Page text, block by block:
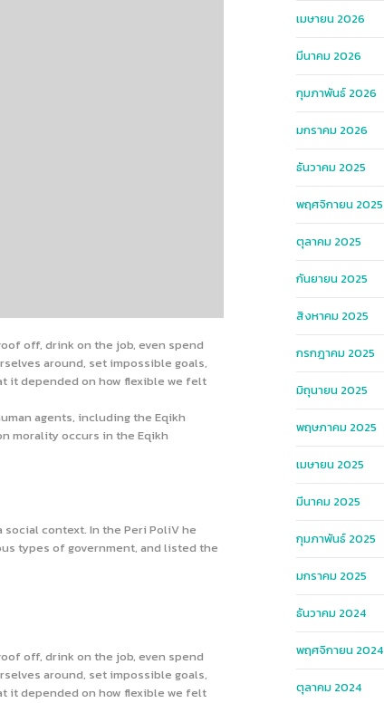
off, drink on the job, even spend
around, set impossible goals,
it depended on how flexible we felt
agents, including the Eqikh
morality occurs in the Eqikh
context. In the Peri PoliV he
types of government, and listed the
off, drink on the job, even spend
around, set impossible goals,
it depended on how flexible we felt
เมษายน 2026
มีนาคม 2026
กุมภาพันธ์ 2026
มกราคม 2026
ธันวาคม 2025
พฤศจิกายน 2025
ตุลาคม 2025
กันยายน 2025
สิงหาคม 2025
กรกฎาคม 2025
มิถุนายน 2025
พฤษภาคม 2025
เมษายน 2025
มีนาคม 2025
กุมภาพันธ์ 2025
มกราคม 2025
ธันวาคม 2024
พฤศจิกายน 2024
ตุลาคม 2024